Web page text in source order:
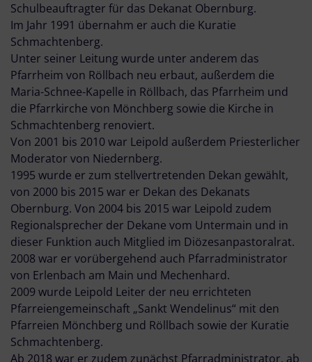
Schulbeauftragter für das Dekanat Obernburg.
Im Jahr 1991 übernahm er auch die Kuratie
Schmachtenberg.
Unter seiner Leitung wurde unter anderem das
Pfarrheim von Röllbach neu erbaut, außerdem die
Maria-Schnee-Kapelle in Röllbach, das Pfarrheim und
die Pfarrkirche von Mönchberg sowie die Kirche in
Schmachtenberg renoviert.
Von 2001 bis 2010 war Leipold außerdem Priesterlicher
Moderator von Niedernberg.
1995 wurde er zum stellvertretenden Dekan gewählt,
von 2000 bis 2015 war er Dekan des Dekanats
Obernburg. Von 2004 bis 2015 war Leipold zudem
Regionalsprecher der Dekane vom Untermain und in
dieser Funktion auch Mitglied im Diözesanpastoralrat.
2008 war er vorübergehend auch Pfarradministrator
von Erlenbach am Main und Mechenhard.
2009 wurde Leipold Leiter der neu errichteten
Pfarreiengemeinschaft „Sankt Wendelinus“ mit den
Pfarreien Mönchberg und Röllbach sowie der Kuratie
Schmachtenberg.
Ab 2018 war er zudem zunächst Pfarradministrator, ab